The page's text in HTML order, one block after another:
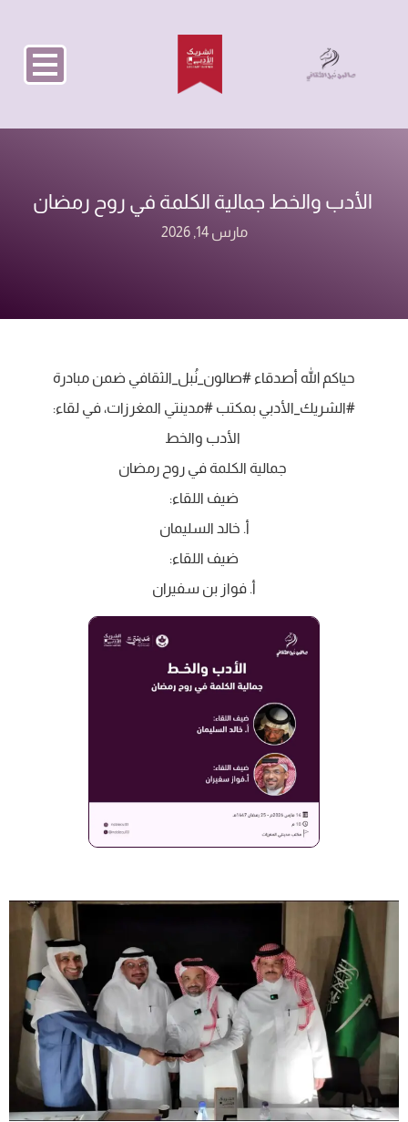
‏ الأدب والخط‏ جمالية الكلمة في روح رمضان
مارس 14, 2026
‏حياكم الله أصدقاء ⁧‫#صالون_نُبل_الثقافي‬⁩ ضمن مبادرة
⁧‫#الشريك_الأدبي‬⁩ بمكتب ⁧‫#مدينتي‬⁩ المغرزات، في لقاء:
‏ الأدب والخط
‏ جمالية الكلمة في روح رمضان
‏ضيف اللقاء:
‏أ. خالد السليمان
‏ضيف اللقاء:
‏أ. فواز بن سفيران